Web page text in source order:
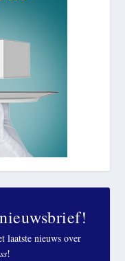
laatste nieuws over
!